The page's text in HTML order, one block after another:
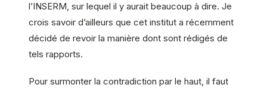
l’INSERM, sur lequel il y aurait beaucoup à dire. Je
crois savoir d’ailleurs que cet institut a récemment
décidé de revoir la manière dont sont rédigés de
tels rapports.
Pour surmonter la contradiction par le haut, il faut